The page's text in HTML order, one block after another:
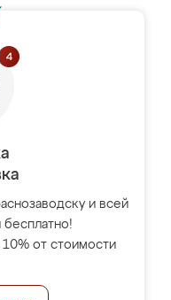
и всей
бесплатно!
от стоимости